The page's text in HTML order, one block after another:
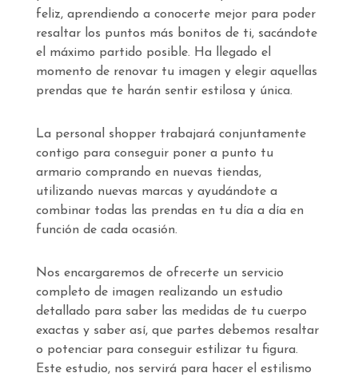
feliz, aprendiendo a conocerte mejor para poder
resaltar los puntos más bonitos de ti, sacándote
el máximo partido posible. Ha llegado el
momento de renovar tu imagen y elegir aquellas
prendas que te harán sentir estilosa y única.
La personal shopper trabajará conjuntamente
contigo para conseguir poner a punto tu
armario comprando en nuevas tiendas,
utilizando nuevas marcas y ayudándote a
combinar todas las prendas en tu día a día en
función de cada ocasión.
Nos encargaremos de ofrecerte un servicio
completo de imagen realizando un estudio
detallado para saber las medidas de tu cuerpo
exactas y saber así, que partes debemos resaltar
o potenciar para conseguir estilizar tu figura.
Este estudio, nos servirá para hacer el estilismo